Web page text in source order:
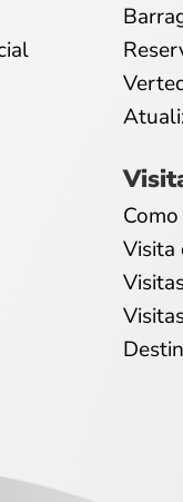
Visita